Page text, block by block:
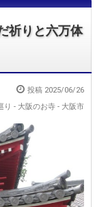
祈りと六万体
投稿 2025/06/26
り - 大阪のお寺 - 大阪市